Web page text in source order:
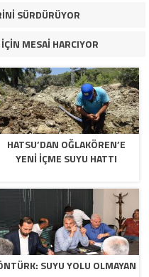
SÜRDÜRÜYOR
MESAİ HARCIYOR
HATSU’DAN OĞLAKÖREN’E
YENİ İÇME SUYU HATTI
SUYU YOLU OLMAYAN